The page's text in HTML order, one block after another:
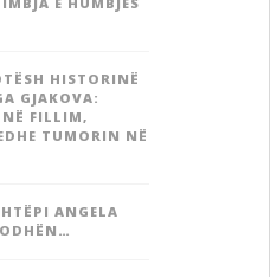
HISTORINË
GJAKOVA:
FILLIM,
TUMORIN NË
ANGELA